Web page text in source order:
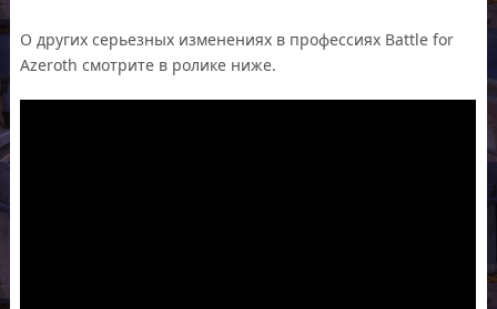
О других серьезных изменениях в профессиях Battle for
Azeroth смотрите в ролике ниже.